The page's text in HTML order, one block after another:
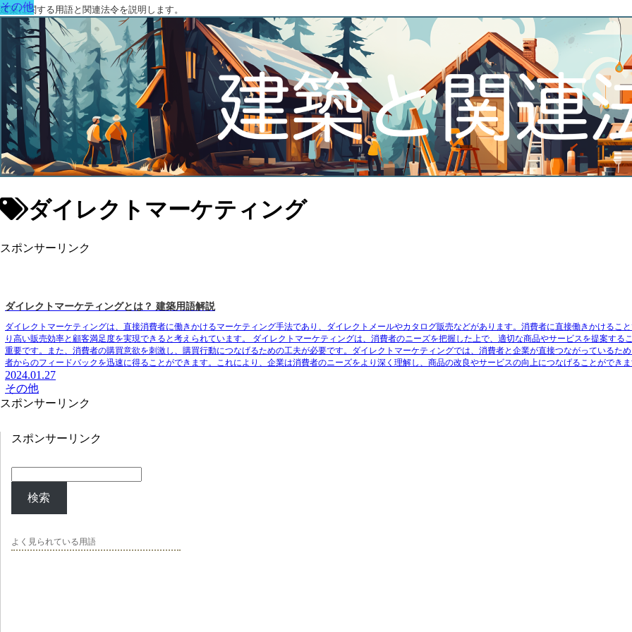
建築に関する用語と関連法令を説明します。
ダイレクトマーケティング
スポンサーリンク
その他
ダイレクトマーケティングとは？ 建築用語解説
ダイレクトマーケティングは、直接消費者に働きかけるマーケティング手法であり、ダイレクトメールやカタログ販売などがあります。消費者に直接働きかけること
り高い販売効率と顧客満足度を実現できると考えられています。 ダイレクトマーケティングは、消費者のニーズを把握した上で、適切な商品やサービスを提案する
重要です。また、消費者の購買意欲を刺激し、購買行動につなげるための工夫が必要です。ダイレクトマーケティングでは、消費者と企業が直接つながっているた
者からのフィードバックを迅速に得ることができます。これにより、企業は消費者のニーズをより深く理解し、商品の改良やサービスの向上につなげることができま
2024.01.27
その他
スポンサーリンク
スポンサーリンク
検索
よく見られている用語